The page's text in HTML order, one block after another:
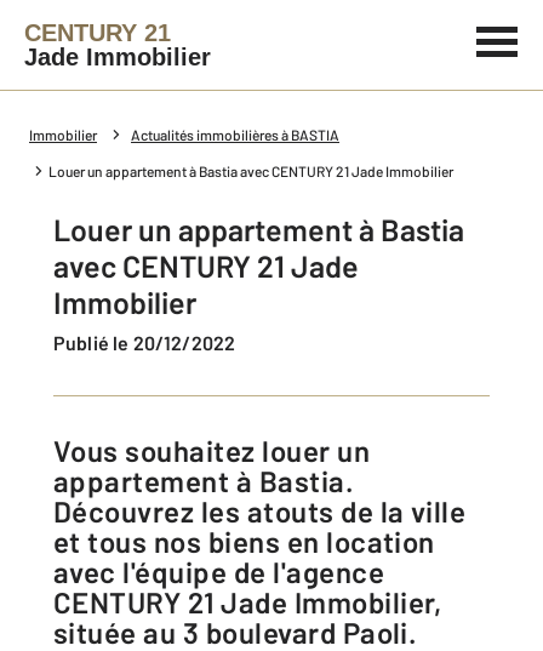
CENTURY 21
Jade Immobilier
Immobilier Actualités immobilières à BASTIA
Louer un appartement à Bastia avec CENTURY 21 Jade Immobilier
Louer un appartement à Bastia
avec CENTURY 21 Jade
Immobilier
Publié le 20/12/2022
Vous souhaitez louer un
appartement à Bastia.
Découvrez les atouts de la ville
et tous nos biens en location
avec l'équipe de l'agence
CENTURY 21 Jade Immobilier,
située au 3 boulevard Paoli.